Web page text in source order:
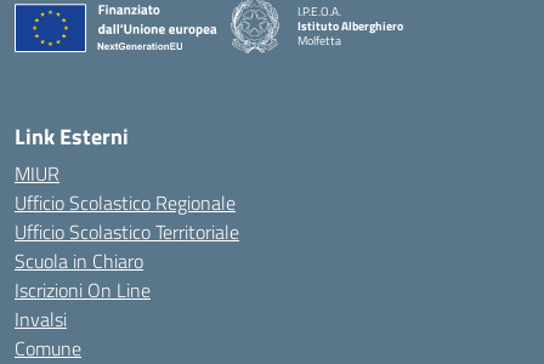
I.P.E.O.A.
Istituto Alberghiero
Molfetta
Link Esterni
MIUR
Ufficio Scolastico Regionale
Ufficio Scolastico Territoriale
Scuola in Chiaro
Iscrizioni On Line
Invalsi
Comune